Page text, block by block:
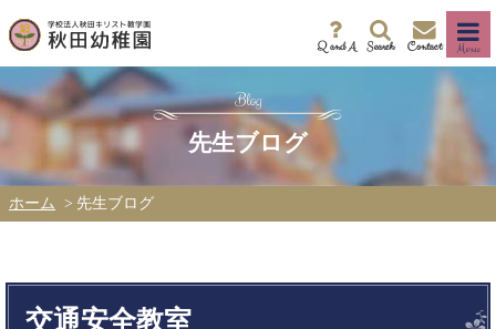
Q and A Search Contact Menu
先生ブログ
ホーム 先生ブログ
交通安全教室